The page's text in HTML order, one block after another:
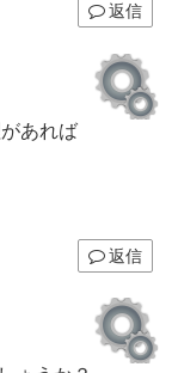
返信
あれば
返信